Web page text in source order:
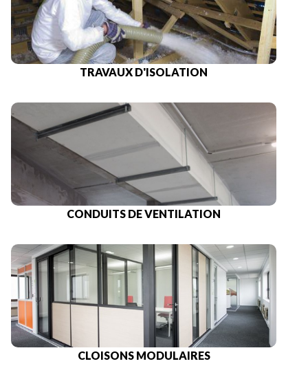
TRAVAUX D'ISOLATION
CONDUITS DE VENTILATION
CLOISONS MODULAIRES